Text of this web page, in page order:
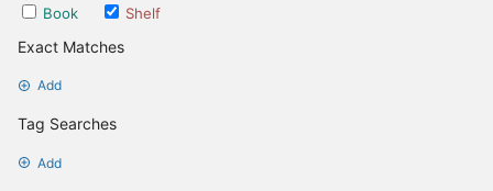
Book
Shelf
Exact Matches
Add
Tag Searches
Add